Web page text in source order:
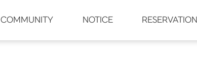
COMMUNITY NOTICE RESERVATION